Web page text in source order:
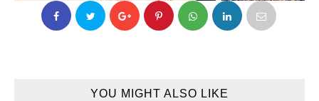
YOU MIGHT ALSO LIKE